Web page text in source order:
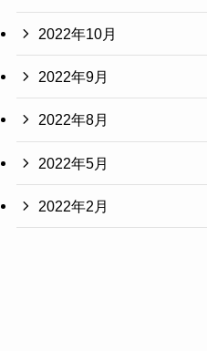
2022年10月
2022年9月
2022年8月
2022年5月
2022年2月